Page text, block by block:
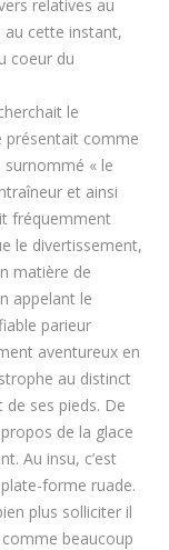
relatives au
cette instant,
coeur du
le
présentait comme
« le
et ainsi
fréquemment
le divertissement,
matière de
appelant le
parieur
aventureux en
au distinct
de ses pieds. De
de la glace
Au insu, c’est
forme ruade.
plus solliciter il
beaucoup